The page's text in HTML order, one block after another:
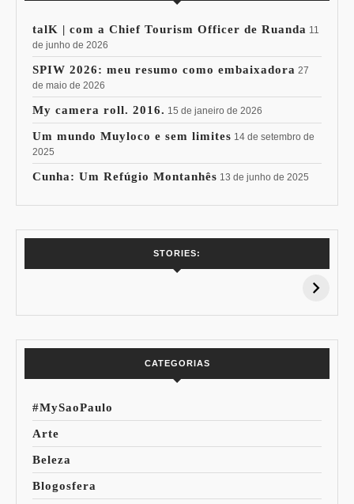
talK | com a Chief Tourism Officer de Ruanda 11
de junho de 2026
SPIW 2026: meu resumo como embaixadora 27
de maio de 2026
My camera roll. 2016. 15 de janeiro de 2026
Um mundo Muyloco e sem limites 14 de setembro de
2025
Cunha: Um Refúgio Montanhês 13 de junho de 2025
STORIES:
15% de
Pessoal: Os
CATEGORIAS
#MySaoPaulo
Arte
Beleza
Blogosfera